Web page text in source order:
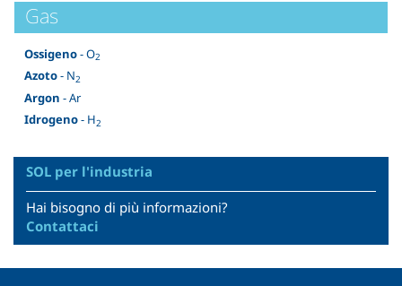
Gas
Ossigeno- O2
Azoto- N2
Argon - Ar
Idrogeno- H2
SOL per l'industria
Hai bisogno di più informazioni?
Contattaci